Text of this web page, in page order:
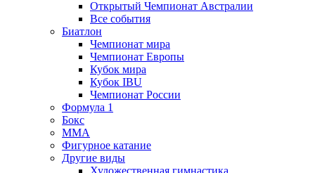
Открытый Чемпионат Австралии
Все события
Биатлон
Чемпионат мира
Чемпионат Европы
Кубок мира
Кубок IBU
Чемпионат России
Формула 1
Бокс
MMA
Фигурное катание
Другие виды
Художественная гимнастика